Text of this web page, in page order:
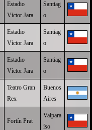
Estadio
Víctor Jara
Santiag
o
Estadio
Víctor Jara
Santiag
o
Estadio
Víctor Jara
Santiag
o
Teatro Gran
Rex
Buenos
Aires
Fortín Prat
Valpara
íso